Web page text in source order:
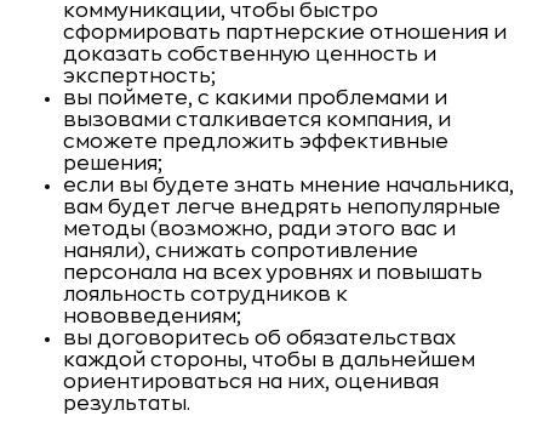
коммуникации, чтобы быстро
сформировать партнерские отношения и
доказать собственную ценность и
экспертность;
вы поймете, с какими проблемами и
вызовами сталкивается компания, и
сможете предложить эффективные
решения;
если вы будете знать мнение начальника,
вам будет легче внедрять непопулярные
методы (возможно, ради этого вас и
наняли), снижать сопротивление
персонала на всех уровнях и повышать
лояльность сотрудников к
нововведениям;
вы договоритесь об обязательствах
каждой стороны, чтобы в дальнейшем
ориентироваться на них, оценивая
результаты.